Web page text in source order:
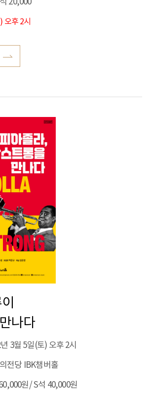
20,000
오후 2시
나다
3월 5일(토) 오후 2시
전당 IBK챔버홀
원/ S석 40,000원